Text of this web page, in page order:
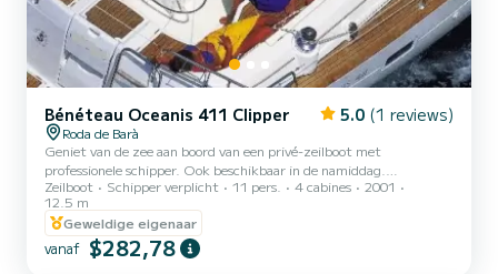
Bénéteau Oceanis 411 Clipper 5.0 (1 reviews)
Roda de Barà
Geniet van de zee aan boord van een privé-zeilboot met
professionele schipper. Ook beschikbaar in de namiddag.
________________________________________ Halve dag
ervaring - Ochtenden in de zon Capaciteit: tot 11 personen Route:
Vertrek vanuit de haven van Roda de Barà, varen naar de charmante
baai Canyadell, langs de iconische vuurtoren van Torredembarra.
Afstand: Ca. 5 zeemijlen Ankerplaats: Een uur stoppen voor
Zeilboot Schipper verplicht 11 pers. 4 cabines
2001
12.5 m
Geweldige eigenaar
vanaf $282,78